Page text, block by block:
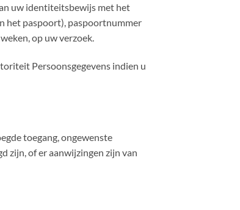
uw identiteitsbewijs met het
het paspoort), paspoortnummer
op uw verzoek.
Persoonsgegevens indien u
toegang, ongewenste
zijn, of er aanwijzingen zijn van